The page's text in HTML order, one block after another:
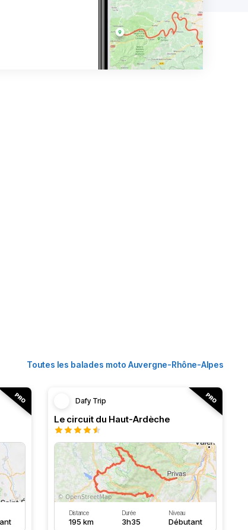
Toutes les balades moto Auvergne-Rhône-Alpes
Dafy Trip
Le circuit du Haut-Ardèche
Distance
195 km
Durée
3h35
Niveau
Débutant